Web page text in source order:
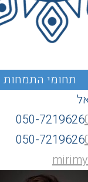
050-7219626
050-7219626